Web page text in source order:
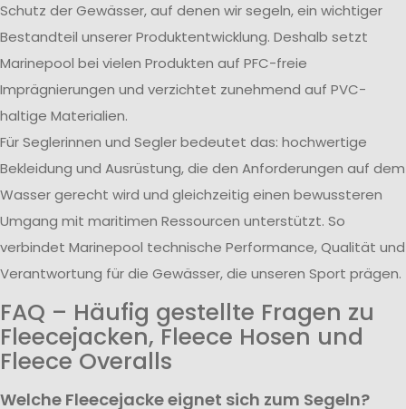
Schutz der Gewässer, auf denen wir segeln, ein wichtiger
Bestandteil unserer Produktentwicklung. Deshalb setzt
Marinepool bei vielen Produkten auf PFC-freie
Imprägnierungen und verzichtet zunehmend auf PVC-
haltige Materialien.
Für Seglerinnen und Segler bedeutet das: hochwertige
Bekleidung und Ausrüstung, die den Anforderungen auf dem
Wasser gerecht wird und gleichzeitig einen bewussteren
Umgang mit maritimen Ressourcen unterstützt. So
verbindet Marinepool technische Performance, Qualität und
Verantwortung für die Gewässer, die unseren Sport prägen.
FAQ – Häufig gestellte Fragen zu
Fleecejacken, Fleece Hosen und
Fleece Overalls
Welche Fleecejacke eignet sich zum Segeln?